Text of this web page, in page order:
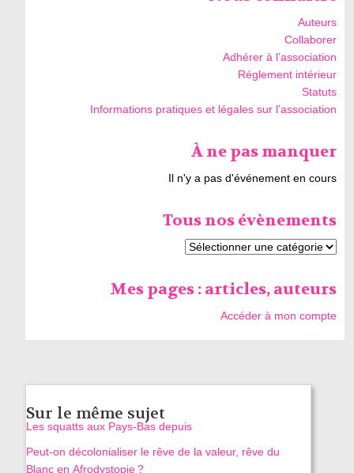
Auteurs
Collaborer
Adhérer à l’association
Réglement intérieur
Statuts
Informations pratiques et légales sur l’association
À ne pas manquer
Il n'y a pas d'événement en cours
Tous nos évènements
Mes pages : articles, auteurs
Accéder à mon compte
Sur le même sujet
Les squatts aux Pays-Bas depuis
Peut-on décolonialiser le rêve de la valeur, rêve du
Blanc en Afrodystopie ?